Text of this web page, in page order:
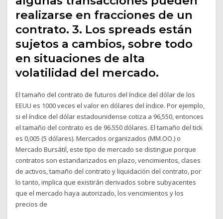
realizarse en fracciones de un
contrato. 3. Los spreads están
sujetos a cambios, sobre todo
en situaciones de alta
volatilidad del mercado.
El tamaño del contrato de futuros del índice del dólar de los
EEUU es 1000 veces el valor en dólares del índice. Por ejemplo,
si el índice del dólar estadounidense cotiza a 96,550, entonces
el tamaño del contrato es de 96.550 dólares. El tamaño del tick
es 0,005 (5 dólares). Mercados organizados (MM.OO.) o
Mercado Bursátil, este tipo de mercado se distingue porque
contratos son estandarizados en plazo, vencimientos, clases
de activos, tamaño del contrato y liquidación del contrato, por
lo tanto, implica que existirán derivados sobre subyacentes
que el mercado haya autorizado, los vencimientos y los
precios de